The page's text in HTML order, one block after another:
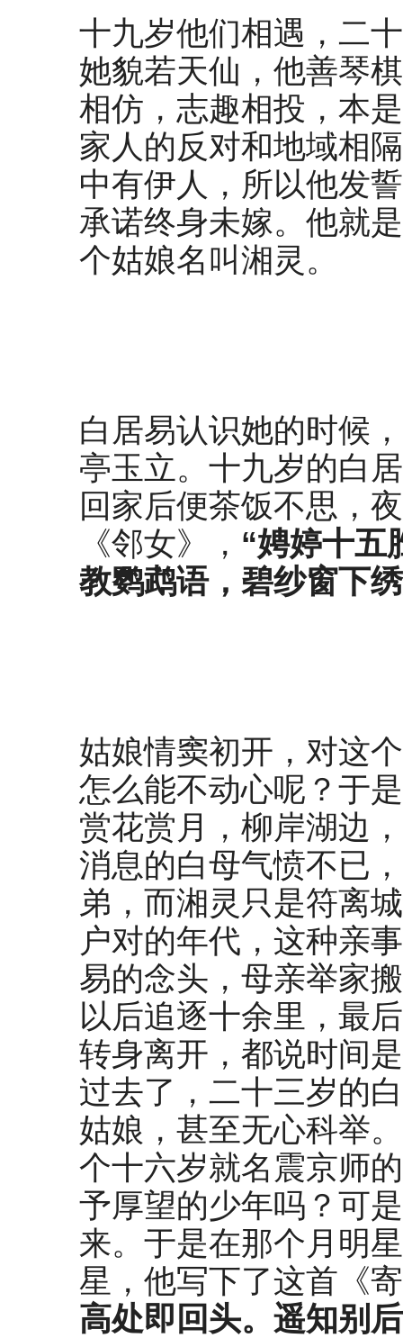
十九岁他们相遇，二
她貌若天仙，他善琴
相仿，志趣相投，本
家人的反对和地域相
中有伊人，所以他发
承诺终身未嫁。他就
个姑娘名叫湘灵。
白居易认识她的时候
亭玉立。十九岁的白
回家后便茶饭不思，
《邻女》， “娉婷十五
教鹦鹉语，碧纱窗下
姑娘情窦初开，对这
怎么能不动心呢？于
赏花赏月，柳岸湖边
消息的白母气愤不已
弟，而湘灵只是符离
户对的年代，这种亲
易的念头，母亲举家
以后追逐十余里，最
转身离开，都说时间
过去了，二十三岁的
姑娘，甚至无心科举
个十六岁就名震京师
予厚望的少年吗？可
来。于是在那个月明
星，他写下了这首《
高处即回头。 遥知别